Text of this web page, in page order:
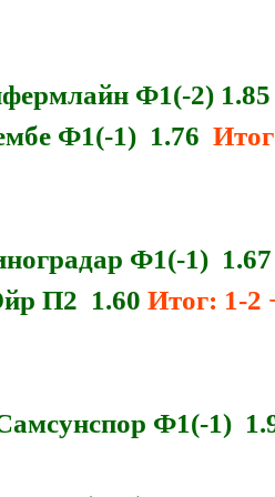
Ф1(-2)
Ф1(-1) 1.76
Ф1(-1)
П2 1.60 Итог: 1-2
Ф1(-1)